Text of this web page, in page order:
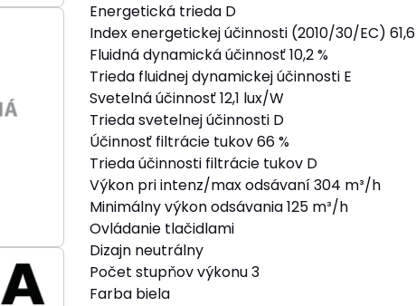
Energetická trieda D
Index energetickej účinnosti (2010/30/EC) 61,6
Fluidná dynamická účinnosť 10,2 %
Trieda fluidnej dynamickej účinnosti E
Svetelná účinnosť 12,1 lux/W
Trieda svetelnej účinnosti D
Účinnosť filtrácie tukov 66 %
Trieda účinnosti filtrácie tukov D
Výkon pri intenz/max odsávaní 304 m³/h
Minimálny výkon odsávania 125 m³/h
Ovládanie tlačidlami
Dizajn neutrálny
Počet stupňov výkonu 3
Farba biela